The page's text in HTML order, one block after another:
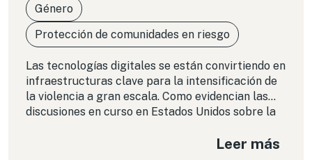
Género
Protección de comunidades en riesgo
Las tecnologías digitales se están convirtiendo en
infraestructuras clave para la intensificación de
la violencia a gran escala. Como evidencian las
discusiones en curso en Estados Unidos sobre la
fines, el uso de sistemas de IA en contextosLeer más